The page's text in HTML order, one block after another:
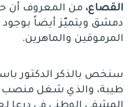
القصاع، من المعروف أن
دمشق ويتميّز أيضاً بوجود
المرموقين والماهرين.
سنخص بالذكر الدكتور
طيبة، والذي شغل منصب